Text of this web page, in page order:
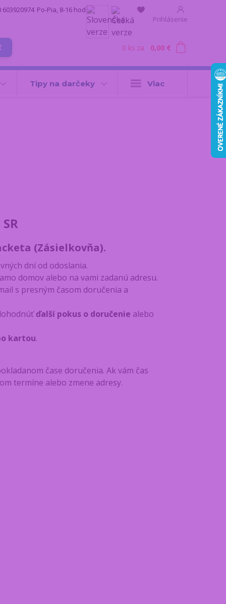
Prihlásenie
603920974 Po-Pia, 8-16 hod.
0 ks za 0,00 €
Tipy na darčeky Viac
(Zásielkovňa).
dní od odoslania.
domov alebo na vami zadanú adresu.
s presným časom doručenia a
ďalší pokus o doručenie alebo
kartou.
čase doručenia. Ak vám čas
termíne alebo zmene adresy.